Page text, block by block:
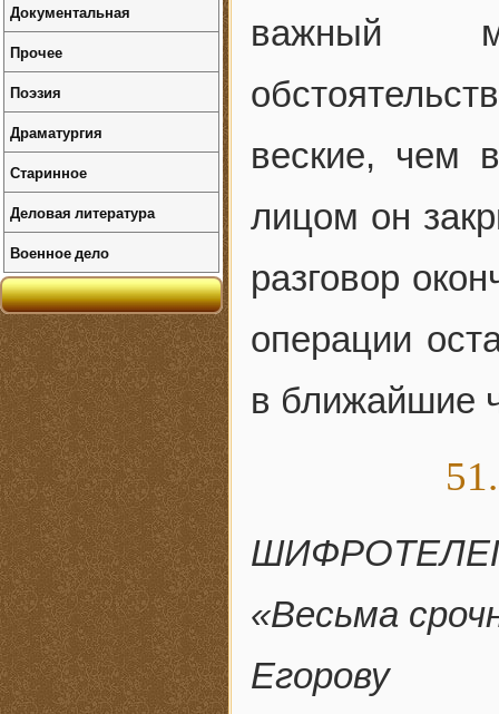
важный
веские, чем
лицом он
разговор
операции
в ближайшие
«Весьма
Егорову
Документальная
Прочее
Поэзия
Драматургия
Старинное
Деловая литература
Военное дело